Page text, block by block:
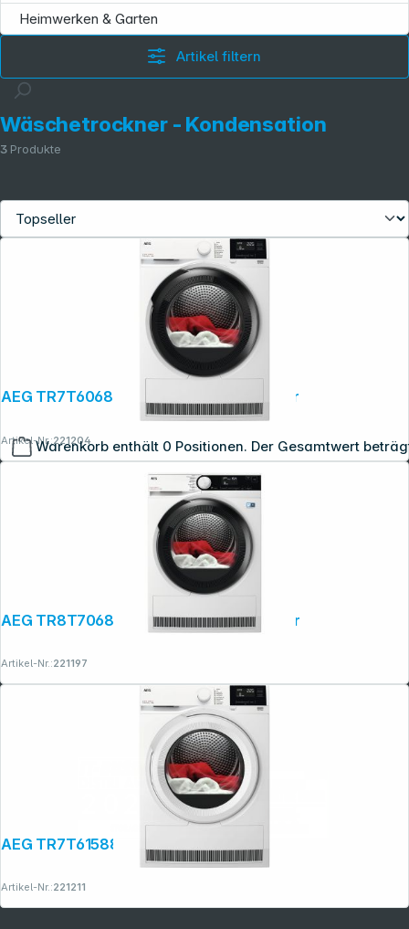
Warenkorb enthält 0 Positionen. Der Gesamtwert
Heimwerken & Garten
Artikel filtern
Wäschetrockner - Kondensation
3 Produkte
AEG TR7T60688 Kondensationstrockner
Artikel-Nr.:221204
AEG TR8T70688 Kondensationstrockner
Artikel-Nr.:221197
Artikel-Nr.:221211
Copyright © 2001 - 2026 dexxIT. Alle Rechte vorbehalten.